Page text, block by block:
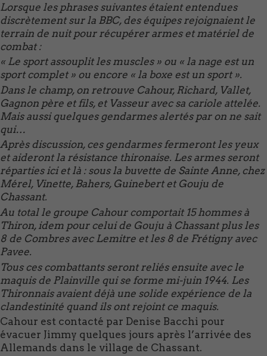
Lorsque les phrases suivantes étaient entendues
discrètement sur la BBC, des équipes rejoignaient le
terrain de nuit pour récupérer armes et matériel de
combat :
« Le sport assouplit les muscles » ou « la nage est un
sport complet » ou encore « la boxe est un sport ».
Dans le champ, on retrouve Cahour, Richard, Vallet,
Gagnon père et fils, et Vasseur avec sa cariole attelée.
Mais aussi quelques gendarmes alertés par on ne sait
qui…
Après discussion, ces gendarmes fermeront les yeux
et aideront la résistance thironaise. Les armes seront
réparties ici et là : sous la buvette de Sainte Anne, chez
Mérel, Vinette, Bahers, Guinebert et Gouju de
Chassant.
Au total le groupe Cahour comportait 15 hommes à
Thiron, idem pour celui de Gouju à Chassant plus les
8 de Combres avec Lemitre et les 8 de Frétigny avec
Pavee.
Tous ces combattants seront reliés ensuite avec le
maquis de Plainville qui se forme mi-juin 1944. Les
Thironnais avaient déjà une solide expérience de la
clandestinité quand ils ont rejoint ce maquis.
Cahour est contacté par Denise Bacchi pour
évacuer Jimmy quelques jours après l’arrivée des
Allemands dans le village de Chassant.